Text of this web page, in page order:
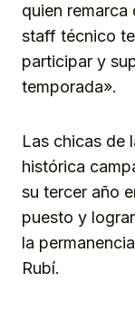
quien
staff técnico
participar y
temporada».
Las chicas de
histórica
su tercer año
puesto y
la
Rubí.